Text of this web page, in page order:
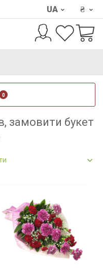
UA ₴
0
замовити букет